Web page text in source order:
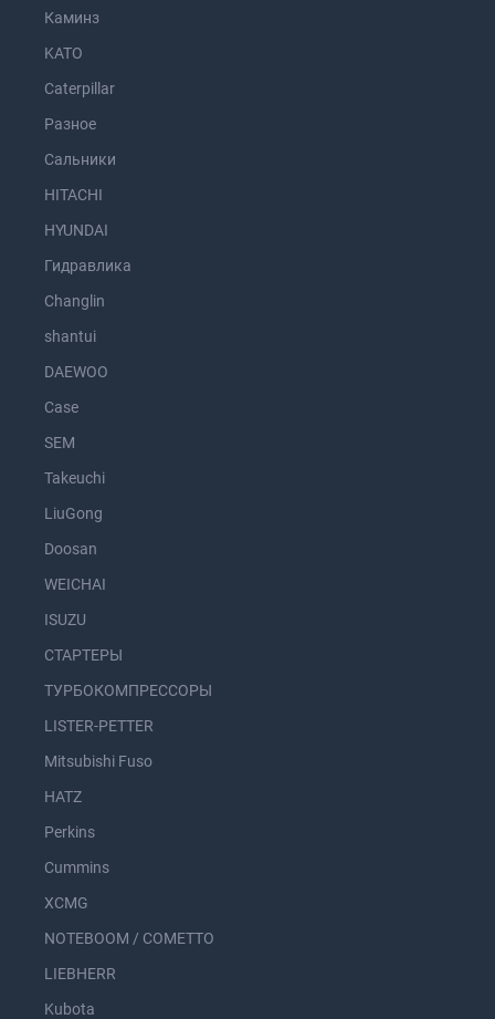
Каминз
KATO
Caterpillar
Разное
Сальники
HITACHI
HYUNDAI
Гидравлика
Changlin
shantui
DAEWOO
Case
SEM
Takeuchi
LiuGong
Doosan
WEICHAI
ISUZU
СТАРТЕРЫ
ТУРБОКОМПРЕССОРЫ
LISTER-PETTER
Mitsubishi Fuso
HATZ
Perkins
Cummins
XCMG
NOTEBOOM / COMETTO
LIEBHERR
Kubota